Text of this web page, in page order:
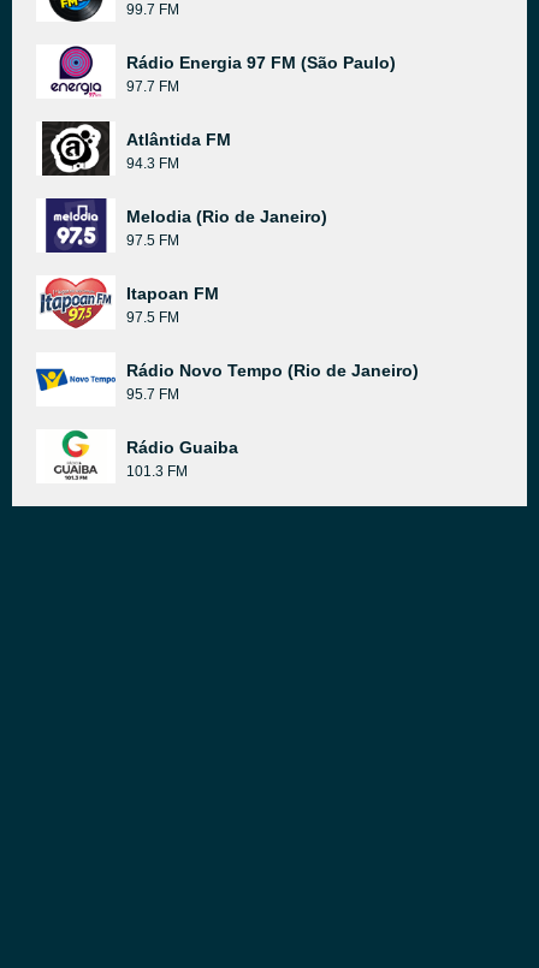
99.7 FM
Rádio Energia 97 FM (São Paulo)
97.7 FM
Atlântida FM
94.3 FM
Melodia (Rio de Janeiro)
97.5 FM
Itapoan FM
97.5 FM
Rádio Novo Tempo (Rio de Janeiro)
95.7 FM
Rádio Guaiba
101.3 FM